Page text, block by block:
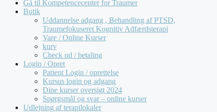
Gå til Kompetencecenter for Traumer
Butik
Uddannelse adgang , Behandling af PTSD,
Traumefokuseret Kognitiv Adfærdsterapi
Vare / Online Kurser
kurv
Check ud / betaling
Login / Opret
Patient Login / oprettelse
Kursus login og adgang
Dine kurser oversigt 2024
Spørgsmål og svar – online kurser
Udlejning af terapilokaler